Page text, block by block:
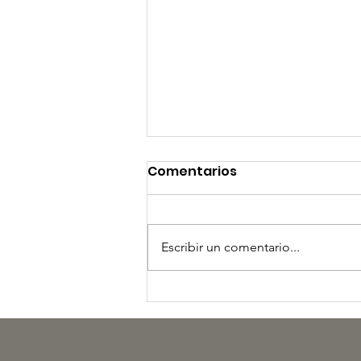
Comentarios
Escribir un comentario...